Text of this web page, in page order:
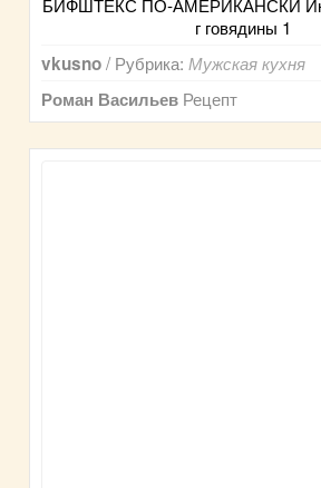
г говядины 1
vkusno/ Рубрика:Мужская кухня
Роман Васильев Рецепт